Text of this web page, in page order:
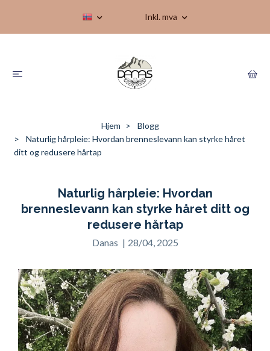
Inkl. mva
Hjem
Blogg
Naturlig hårpleie: Hvordan brenneslevann kan styrke håret
ditt og redusere hårtap
Naturlig hårpleie: Hvordan
brenneslevann kan styrke håret ditt og
redusere hårtap
Danas | 28/04, 2025